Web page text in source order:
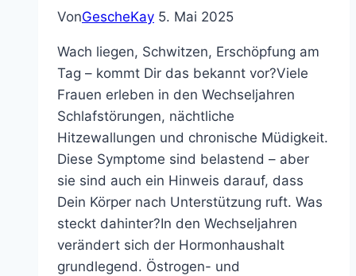
VonGescheKay 5. Mai 2025
Wach liegen, Schwitzen, Erschöpfung am
Tag – kommt Dir das bekannt vor?Viele
Frauen erleben in den Wechseljahren
Schlafstörungen, nächtliche
Hitzewallungen und chronische Müdigkeit.
Diese Symptome sind belastend – aber
sie sind auch ein Hinweis darauf, dass
Dein Körper nach Unterstützung ruft. Was
steckt dahinter?In den Wechseljahren
verändert sich der Hormonhaushalt
grundlegend. Östrogen- und